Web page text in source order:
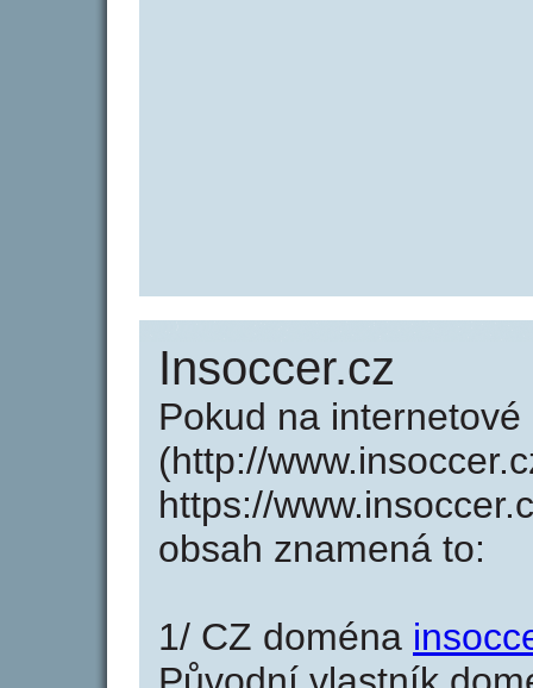
Insoccer.cz
Pokud na
(http://
https://
obsah znamená to:
1/ CZ doména